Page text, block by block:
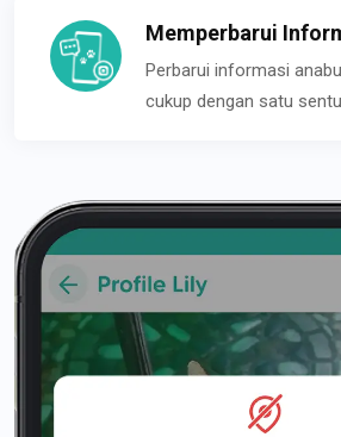
Memperbarui
Perbarui informasi
cukup dengan satu